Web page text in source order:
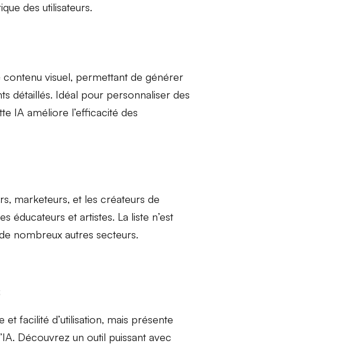
des utilisateurs.
contenu visuel, permettant de générer
détaillés. Idéal pour personnaliser des
IA améliore l’efficacité des
, marketeurs, et les créateurs de
éducateurs et artistes. La liste n’est
nombreux autres secteurs.
et facilité d’utilisation, mais présente
. Découvrez un outil puissant avec